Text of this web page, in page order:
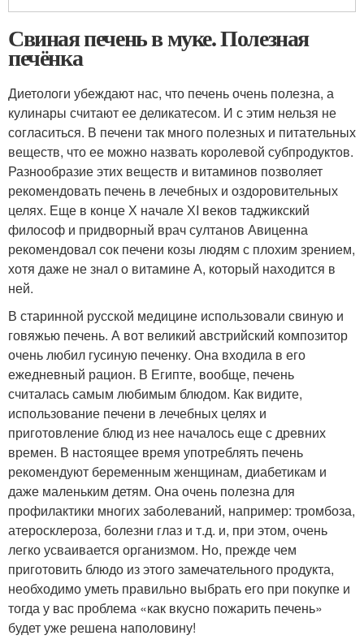
Свиная печень в муке. Полезная
печёнка
Диетологи убеждают нас, что печень очень полезна, а
кулинары считают ее деликатесом. И с этим нельзя не
согласиться. В печени так много полезных и питательных
веществ, что ее можно назвать королевой субпродуктов.
Разнообразие этих веществ и витаминов позволяет
рекомендовать печень в лечебных и оздоровительных
целях. Еще в конце Х начале ХI веков таджикский
философ и придворный врач султанов Авиценна
рекомендовал сок печени козы людям с плохим зрением,
хотя даже не знал о витамине А, который находится в
ней.
В старинной русской медицине использовали свиную и
говяжью печень. А вот великий австрийский композитор
очень любил гусиную печенку. Она входила в его
ежедневный рацион. В Египте, вообще, печень
считалась самым любимым блюдом. Как видите,
использование печени в лечебных целях и
приготовление блюд из нее началось еще с древних
времен. В настоящее время употреблять печень
рекомендуют беременным женщинам, диабетикам и
даже маленьким детям. Она очень полезна для
профилактики многих заболеваний, например: тромбоза,
атеросклероза, болезни глаз и т.д. и, при этом, очень
легко усваивается организмом. Но, прежде чем
приготовить блюдо из этого замечательного продукта,
необходимо уметь правильно выбрать его при покупке и
тогда у вас проблема «как вкусно пожарить печень»
будет уже решена наполовину!